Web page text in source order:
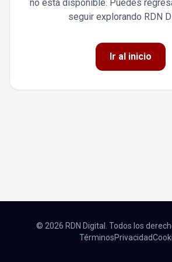
no está disponible. Puedes
seguir explorando RDN
Ir al inicio
© 2026 RDN Digital. Todos los
TérminosPrivacidad